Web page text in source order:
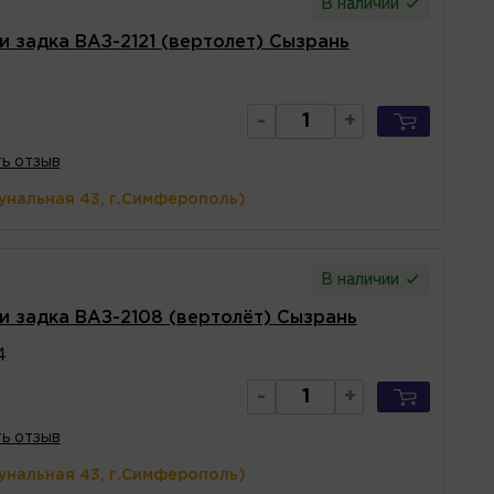
В наличии
задка ВАЗ-2121 (вертолет) Сызрань
- +
отзыв
43, г.Симферополь)
В наличии
задка ВАЗ-2108 (вертолёт) Сызрань
- +
отзыв
43, г.Симферополь)